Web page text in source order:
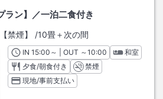
ラン】／一泊二食付き
禁煙】 /10畳＋次の間
INチェックイン
15:00 ～ | OUT チェックアウト
～10:00
和室
夕食/朝食付き
禁煙
現地/事前支払い